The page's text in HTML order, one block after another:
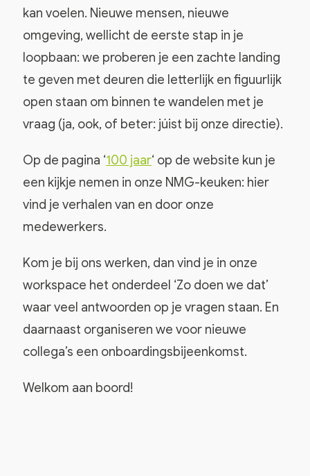
kan voelen. Nieuwe mensen, nieuwe
omgeving, wellicht de eerste stap in je
loopbaan: we proberen je een zachte landing
te geven met deuren die letterlijk en figuurlijk
open staan om binnen te wandelen met je
vraag (ja, ook, of beter: júist bij onze directie).
Op de pagina ‘100 jaar‘ op de website kun je
een kijkje nemen in onze NMG-keuken: hier
vind je verhalen van en door onze
medewerkers.
Kom je bij ons werken, dan vind je in onze
workspace het onderdeel ‘Zo doen we dat’
waar veel antwoorden op je vragen staan. En
daarnaast organiseren we voor nieuwe
collega’s een onboardingsbijeenkomst.
Welkom aan boord!